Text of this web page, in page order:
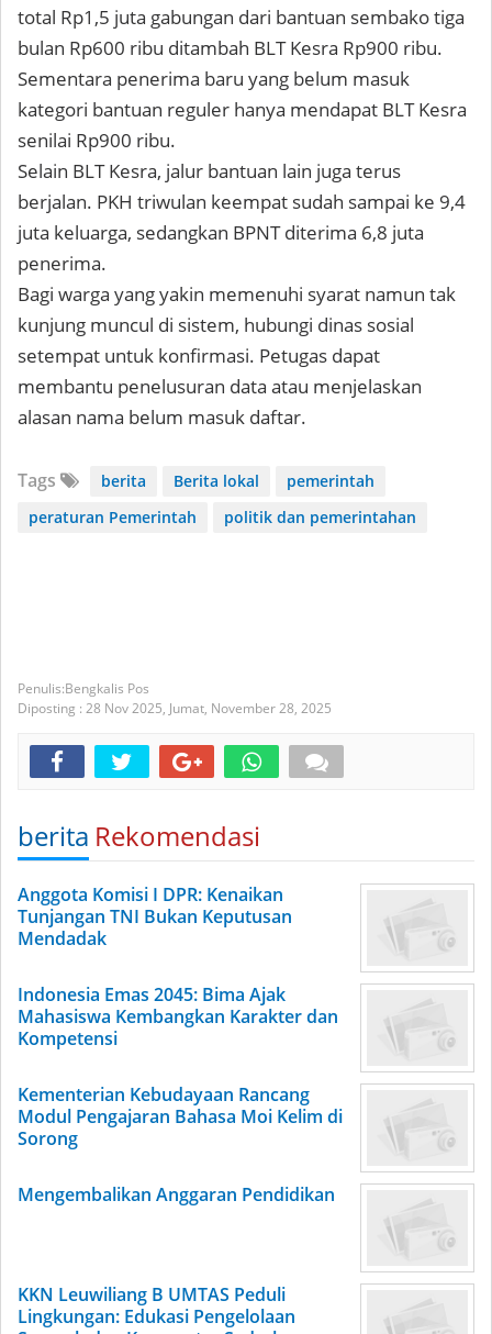
total Rp1,5 juta gabungan dari bantuan sembako tiga
bulan Rp600 ribu ditambah BLT Kesra Rp900 ribu.
Sementara penerima baru yang belum masuk
kategori bantuan reguler hanya mendapat BLT Kesra
senilai Rp900 ribu.
Selain BLT Kesra, jalur bantuan lain juga terus
berjalan. PKH triwulan keempat sudah sampai ke 9,4
juta keluarga, sedangkan BPNT diterima 6,8 juta
penerima.
Bagi warga yang yakin memenuhi syarat namun tak
kunjung muncul di sistem, hubungi dinas sosial
setempat untuk konfirmasi. Petugas dapat
membantu penelusuran data atau menjelaskan
alasan nama belum masuk daftar.
Tags berita Berita lokal
pemerintah
peraturan Pemerintah
politik dan pemerintahan
Bengkalis Pos
Diposting : 28 Nov 2025, Jumat, November 28, 2025
berita Rekomendasi
Anggota Komisi I DPR: Kenaikan
Tunjangan TNI Bukan Keputusan
Mendadak
Indonesia Emas 2045: Bima Ajak
Mahasiswa Kembangkan Karakter dan
Kompetensi
Kementerian Kebudayaan Rancang
Modul Pengajaran Bahasa Moi Kelim di
Sorong
Mengembalikan Anggaran Pendidikan
KKN Leuwiliang B UMTAS Peduli
Lingkungan: Edukasi Pengelolaan